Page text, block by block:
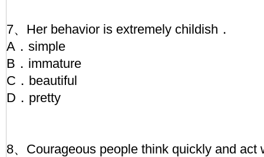
7、Her behavior is extremely childish．
A．simple
B．immature
C．beautiful
D．pretty
8、Courageous people think quickly and act